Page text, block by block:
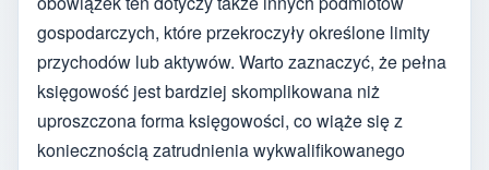
gospodarczych, które przekroczyły określone limity
przychodów lub aktywów. Warto zaznaczyć, że pełna
księgowość jest bardziej skomplikowana niż
uproszczona forma księgowości, co wiąże się z
koniecznością zatrudnienia wykwalifikowanego